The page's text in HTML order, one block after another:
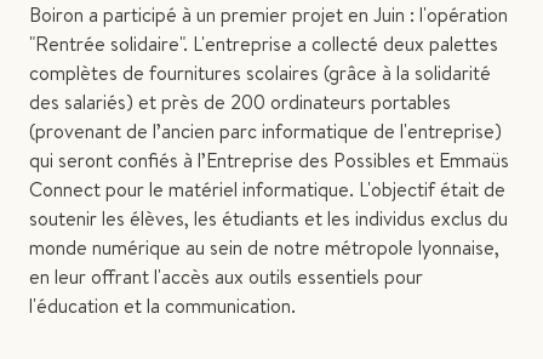
Boiron a participé à un premier projet en Juin : l'opération
"Rentrée solidaire". L'entreprise a collecté deux palettes
complètes de fournitures scolaires (grâce à la solidarité
des salariés) et près de 200 ordinateurs portables
(provenant de l’ancien parc informatique de l'entreprise)
qui seront confiés à l’Entreprise des Possibles et Emmaüs
Connect pour le matériel informatique. L'objectif était de
soutenir les élèves, les étudiants et les individus exclus du
monde numérique au sein de notre métropole lyonnaise,
en leur offrant l'accès aux outils essentiels pour
l'éducation et la communication.